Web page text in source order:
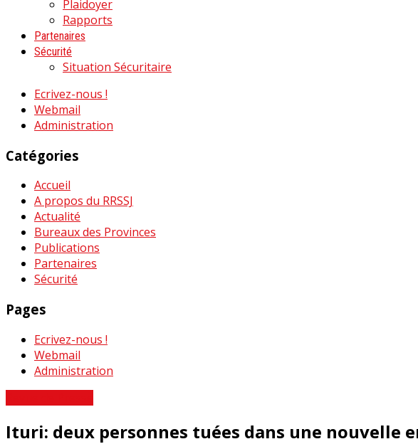
Plaidoyer
Rapports
Partenaires
Sécurité
Situation Sécuritaire
Ecrivez-nous !
Webmail
Administration
Catégories
Accueil
A propos du RRSSJ
Actualité
Bureaux des Provinces
Publications
Partenaires
Sécurité
Pages
Ecrivez-nous !
Webmail
Administration
Ituri: deux personnes tuées dans une nouvelle